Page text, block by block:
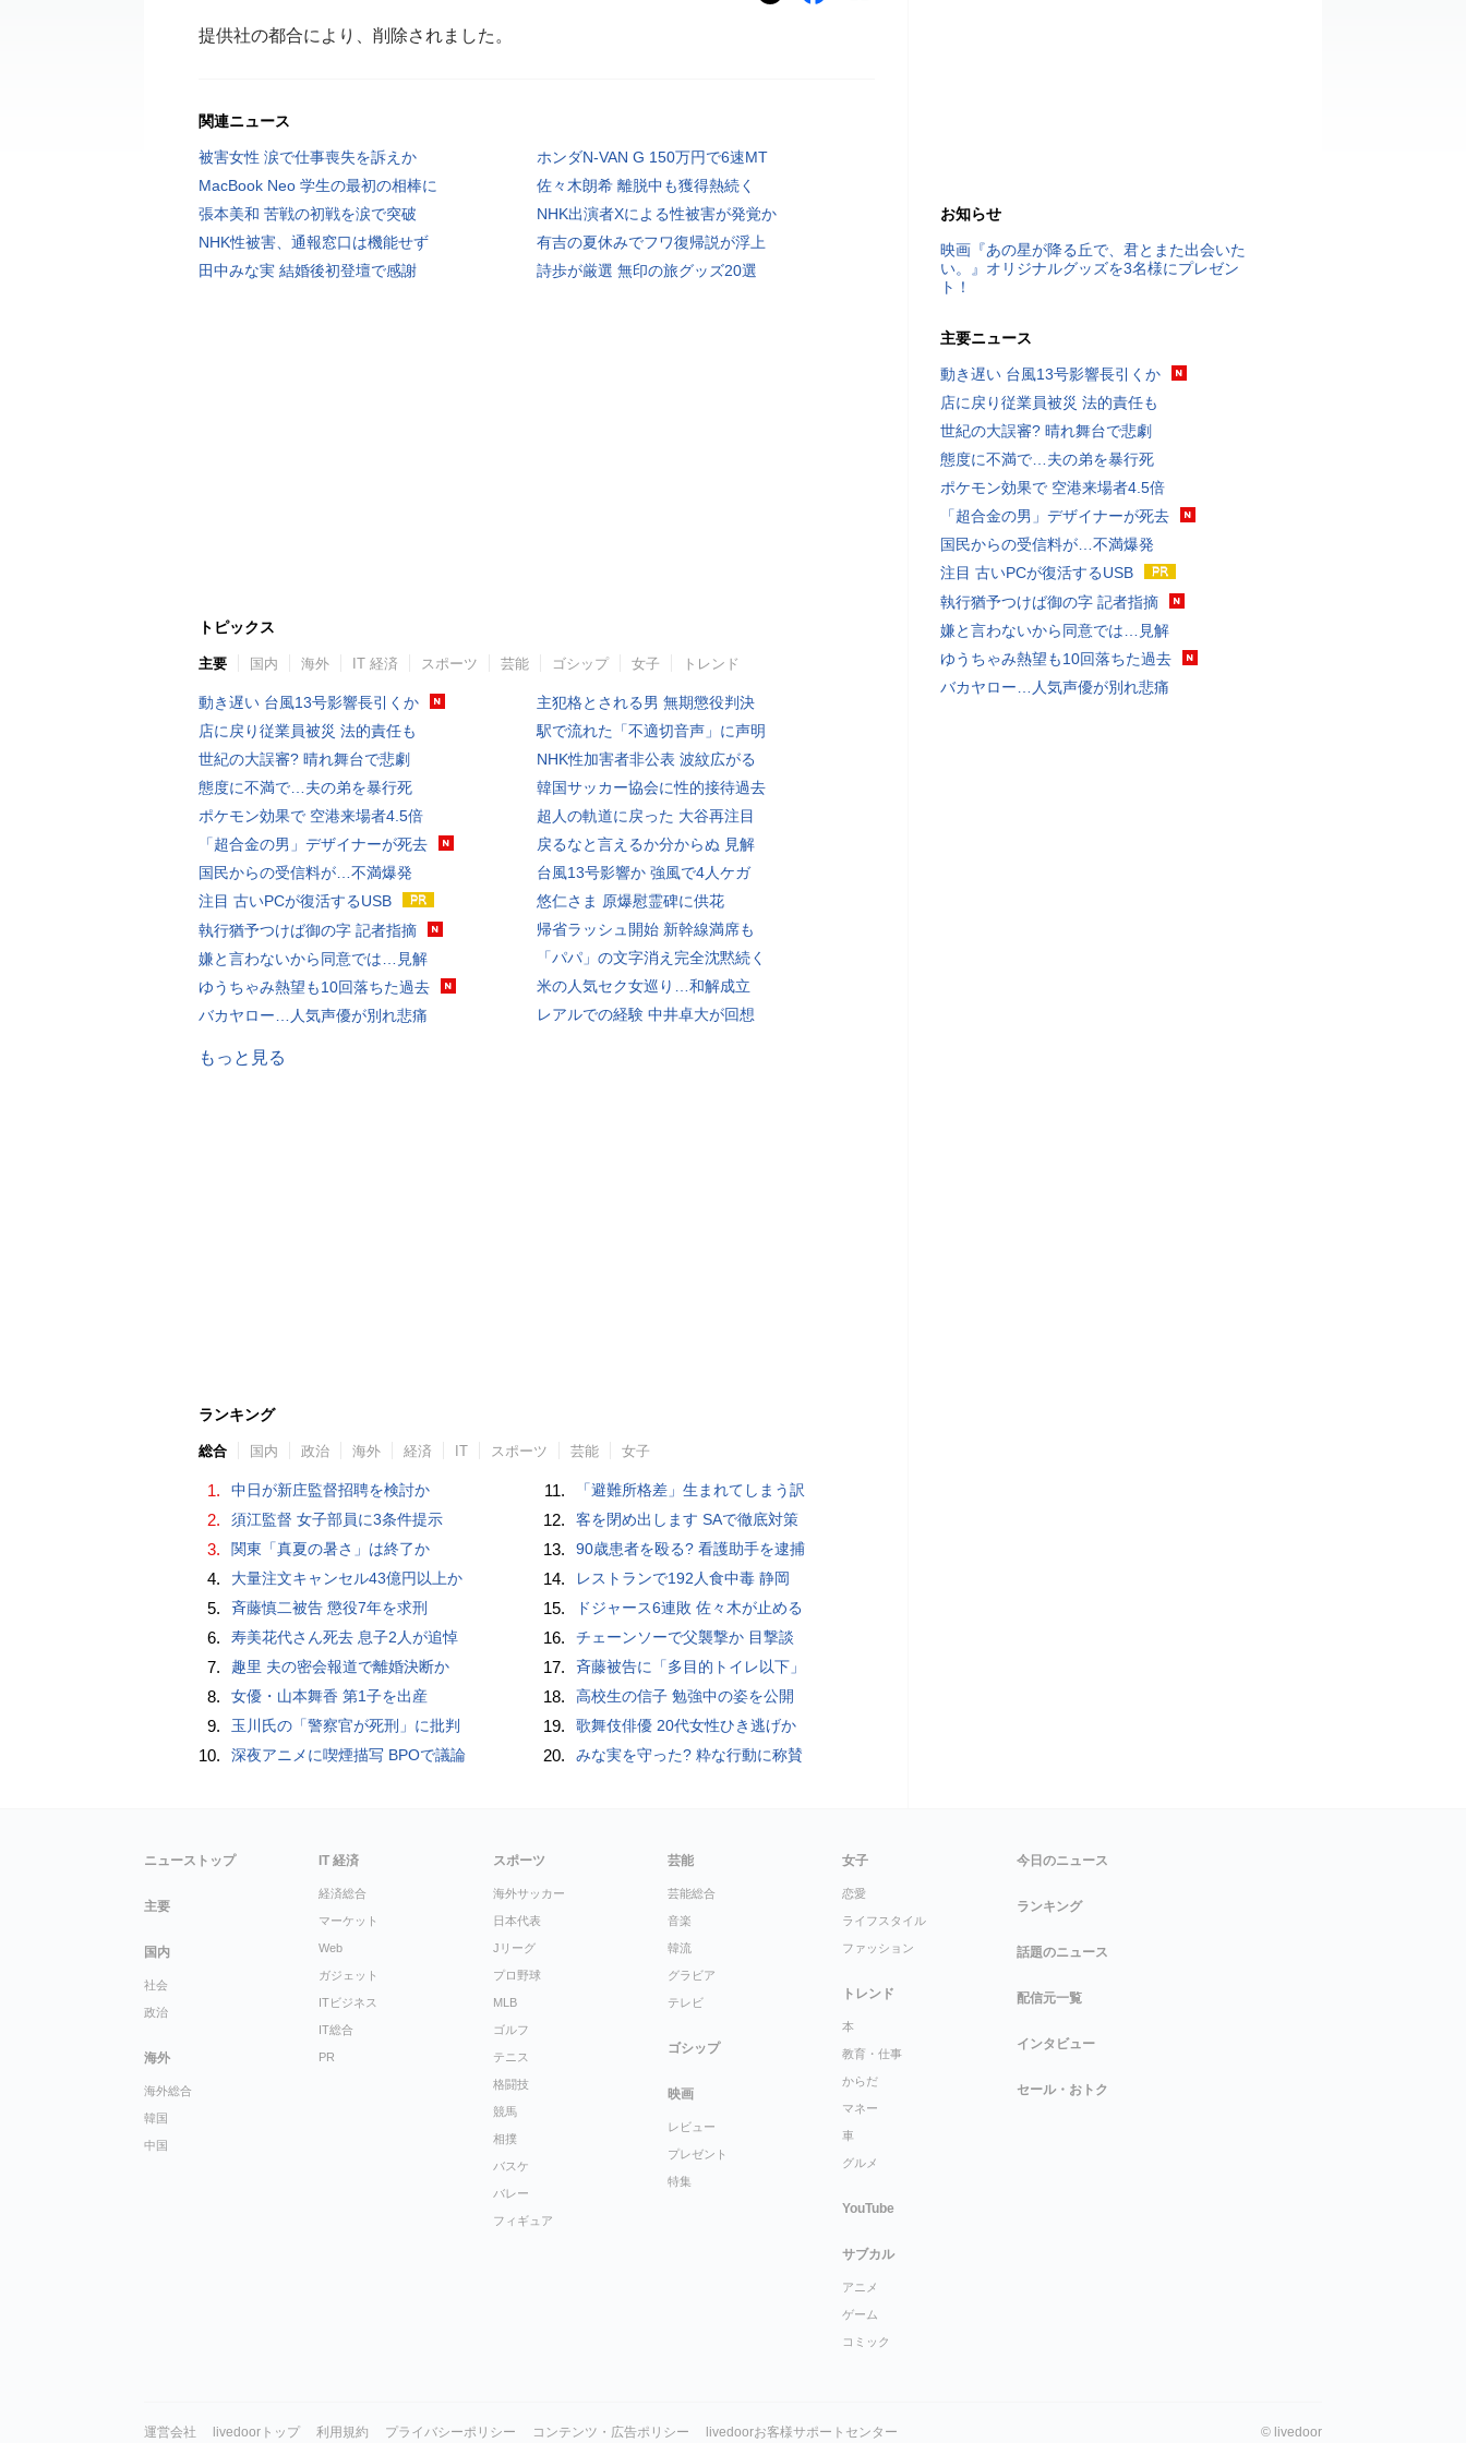
提供社の都合により、削除されました。
関連ニュース
被害女性 涙で仕事喪失を訴えか
ホンダN-VAN G 150万円で6速MT
MacBook Neo 学生の最初の相棒に
佐々木朗希 離脱中も獲得熱続く
張本美和 苦戦の初戦を涙で突破
NHK出演者Xによる性被害が発覚か
NHK性被害、通報窓口は機能せず
有吉の夏休みでフワ復帰説が浮上
田中みな実 結婚後初登壇で感謝
詩歩が厳選 無印の旅グッズ20選
トピックス
主要 国内 海外 IT 経済 スポーツ 芸能 ゴシップ 女子 トレンド
動き遅い 台風13号影響長引くか
店に戻り従業員被災 法的責任も
世紀の大誤審? 晴れ舞台で悲劇
態度に不満で…夫の弟を暴行死
ポケモン効果で 空港来場者4.5倍
「超合金の男」デザイナーが死去
国民からの受信料が…不満爆発
注目 古いPCが復活するUSB
執行猶予つけば御の字 記者指摘
嫌と言わないから同意では…見解
ゆうちゃみ熱望も10回落ちた過去
バカヤロー…人気声優が別れ悲痛
主犯格とされる男 無期懲役判決
駅で流れた「不適切音声」に声明
NHK性加害者非公表 波紋広がる
韓国サッカー協会に性的接待過去
超人の軌道に戻った 大谷再注目
戻るなと言えるか分からぬ 見解
台風13号影響か 強風で4人ケガ
悠仁さま 原爆慰霊碑に供花
帰省ラッシュ開始 新幹線満席も
「パパ」の文字消え完全沈黙続く
米の人気セク女巡り…和解成立
レアルでの経験 中井卓大が回想
もっと見る
ランキング
総合 国内 政治 海外 経済 IT スポーツ 芸能 女子
1. 中日が新庄監督招聘を検討か
2. 須江監督 女子部員に3条件提示
3. 関東「真夏の暑さ」は終了か
4. 大量注文キャンセル43億円以上か
5. 斉藤慎二被告 懲役7年を求刑
6. 寿美花代さん死去 息子2人が追悼
7. 趣里 夫の密会報道で離婚決断か
8. 女優・山本舞香 第1子を出産
9. 玉川氏の「警察官が死刑」に批判
10. 深夜アニメに喫煙描写 BPOで議論
11. 「避難所格差」生まれてしまう訳
12. 客を閉め出します SAで徹底対策
13. 90歳患者を殴る? 看護助手を逮捕
14. レストランで192人食中毒 静岡
15. ドジャース6連敗 佐々木が止める
16. チェーンソーで父襲撃か 目撃談
17. 斉藤被告に「多目的トイレ以下」
18. 高校生の信子 勉強中の姿を公開
19. 歌舞伎俳優 20代女性ひき逃げか
20. みな実を守った? 粋な行動に称賛
お知らせ
映画『あの星が降る丘で、君とまた出会いた
い。』オリジナルグッズを3名様にプレゼン
ト！
主要ニュース
動き遅い 台風13号影響長引くか
店に戻り従業員被災 法的責任も
世紀の大誤審? 晴れ舞台で悲劇
態度に不満で…夫の弟を暴行死
ポケモン効果で 空港来場者4.5倍
「超合金の男」デザイナーが死去
国民からの受信料が…不満爆発
注目 古いPCが復活するUSB
執行猶予つけば御の字 記者指摘
嫌と言わないから同意では…見解
ゆうちゃみ熱望も10回落ちた過去
バカヤロー…人気声優が別れ悲痛
ニューストップ
主要
国内
社会
政治
海外
海外総合
韓国
中国
IT 経済
経済総合
マーケット
Web
ガジェット
ITビジネス
IT総合
PR
スポーツ
海外サッカー
日本代表
Jリーグ
プロ野球
MLB
ゴルフ
テニス
格闘技
競馬
相撲
バスケ
バレー
フィギュア
芸能
芸能総合
音楽
韓流
グラビア
テレビ
ゴシップ
映画
レビュー
プレゼント
特集
女子
恋愛
ライフスタイル
ファッション
トレンド
本
教育・仕事
からだ
マネー
車
グルメ
YouTube
サブカル
アニメ
ゲーム
コミック
今日のニュース
ランキング
話題のニュース
配信元一覧
インタビュー
セール・おトク
運営会社 livedoorトップ 利用規約 プライバシーポリシー コンテンツ・広告ポリシー livedoorお客様サポートセンター © livedoor